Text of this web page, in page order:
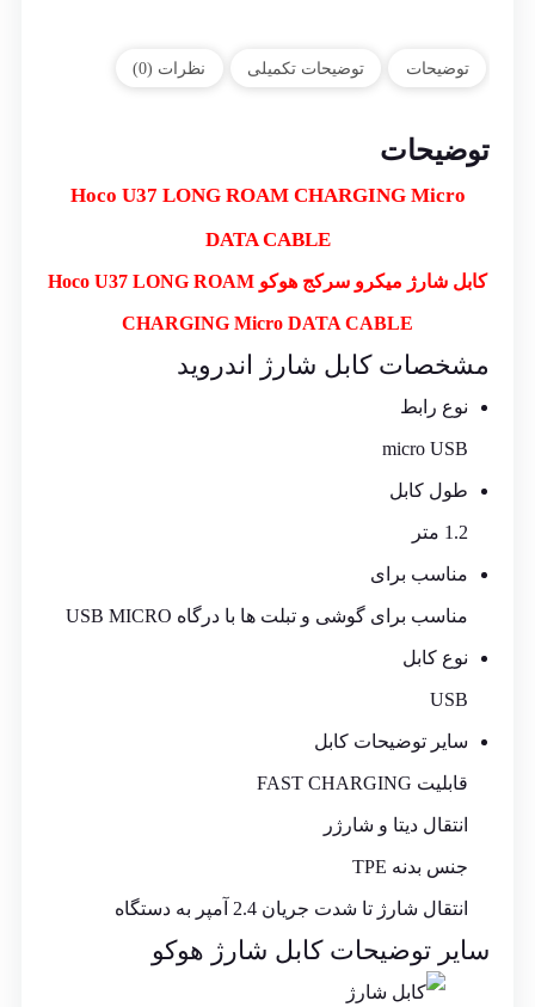
توضیحات توضیحات تکمیلی نظرات (0)
توضیحات
Hoco U37 LONG ROAM CHARGING Micro
DATA CABLE
کابل شارژ میکرو سرکج هوکو Hoco U37 LONG ROAM
CHARGING Micro DATA CABLE
مشخصات کابل شارژ اندروید
نوع رابط
micro USB
طول کابل
1.2 متر
مناسب برای
مناسب برای گوشی و تبلت ها با درگاه USB MICRO
نوع کابل
USB
سایر توضیحات کابل
قابلیت FAST CHARGING
انتقال دیتا و شارژر
جنس بدنه TPE
انتقال شارژ تا شدت جریان 2.4 آمپر به دستگاه
سایر توضیحات کابل شارژ هوکو